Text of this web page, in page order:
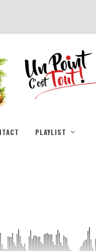
PLAYLIST